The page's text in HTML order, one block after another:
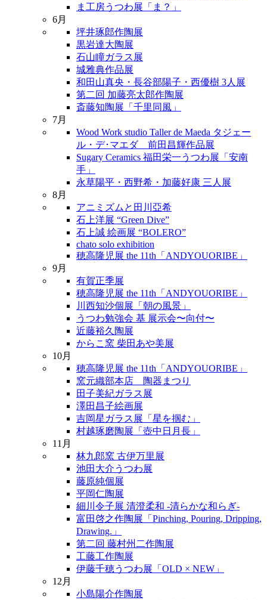
ま工房うつわ展「ま？」
6月
坪井琢郎作陶展
黒岩達大陶展
石山瞳ガラス展
城雅典作品展
和田山真央・長谷部陽子・西優樹 3人展
第二回 加藤亮太郎作陶展
斎藤知陶展「千里同風」
7月
Wood Work studio Taller de Maeda タジェー
ル・デ･マエダ 前田昌輝作品展
Sugary Ceramics 福田栄一うつわ展「安南
手」
永草陽平・西野希・加藤好康 三人展
8月
アニミズムと田川亞希
石上洋展 “Green Dive”
石上誠 絵画展 “BOLERO”
chato solo exhibition
穂高隆児展 the 11th「ANDYOUORIBE」
9月
有賀正季展
穂高隆児展 the 11th「ANDYOUORIBE」
川西知沙個展「朝の風景」
うつわ勉強会 基 展示会〜向付〜
近藤裕久陶展
からこ窯 柴田あや美展
10月
穂高隆児展 the 11th「ANDYOUORIBE」
窯元織部本店 陶器まつり
田子美紀ガラス展
澤田昌子絵画展
吉岡星ガラス展「星を掴む」
村越琢磨陶展「壺中日月長」
11月
林九郎窯 古伊万里展
池田大介うつわ展
藤原純個展
平岡仁陶展
細川令子展 清澄柔和 -清らかな和らぎ-
富田啓之作陶展「Pinching, Pouring, Dripping,
Drawing.」
第二回 藤村州二作陶展
工藤工作陶展
伊藤千穂うつわ展「OLD × NEW」
12月
小島陽介作陶展